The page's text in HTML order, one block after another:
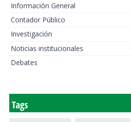
Información General
Contador Público
Investigación
Noticias institucionales
Debates
Tags